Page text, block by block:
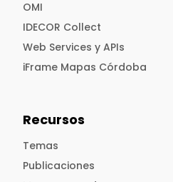
OMI
IDECOR Collect
Web Services y APIs
iFrame Mapas Córdoba
Recursos
Temas
Publicaciones